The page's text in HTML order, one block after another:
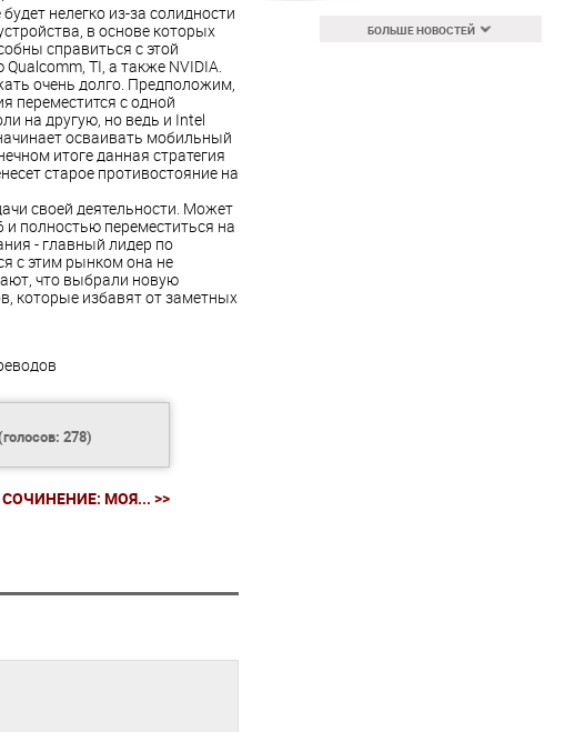
нелегко из-за солидности
в основе которых
справиться с этой
TI, а также NVIDIA.
очень долго. Предположим,
переместится с одной
на другую, но ведь и Intel
осваивать мобильный
итоге данная стратегия
старое противостояние на
своей деятельности. Может
и полностью переместиться на
- главный лидер по
с этим рынком она не
что выбрали новую
которые избавят от заметных
278)
СОЧИНЕНИЕ: МОЯ... >>
БОЛЬШЕ НОВОСТЕЙ